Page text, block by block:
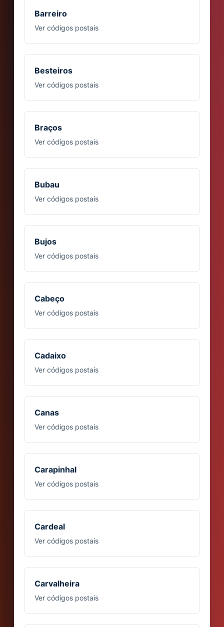
Barreiro
Ver códigos postais
Besteiros
Ver códigos postais
Braços
Ver códigos postais
Bubau
Ver códigos postais
Bujos
Ver códigos postais
Cabeço
Ver códigos postais
Cadaixo
Ver códigos postais
Canas
Ver códigos postais
Carapinhal
Ver códigos postais
Cardeal
Ver códigos postais
Carvalheira
Ver códigos postais